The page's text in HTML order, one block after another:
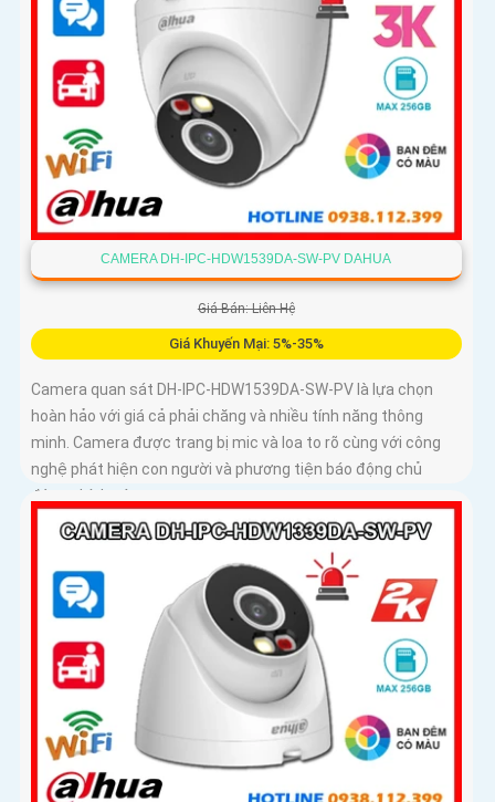
CAMERA DH-IPC-HDW1539DA-SW-PV DAHUA
Giá Bán: Liên Hệ
Giá Khuyến Mại: 5%-35%
Camera quan sát DH-IPC-HDW1539DA-SW-PV là lựa chọn
hoàn hảo với giá cả phải chăng và nhiều tính năng thông
minh. Camera được trang bị mic và loa to rõ cùng với công
nghệ phát hiện con người và phương tiện báo động chủ
động chính xác